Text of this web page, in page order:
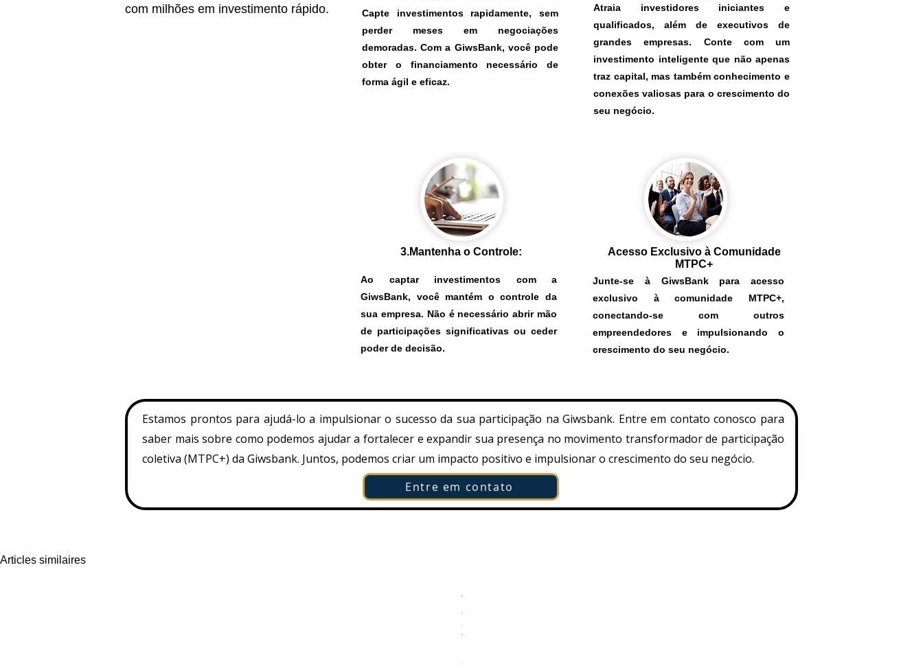
com milhões em investimento rápido.
Capte investimentos rapidamente, sem
perder meses em negociações
demoradas. Com a GiwsBank, você pode
obter o financiamento necessário de
forma ágil e eficaz.
Atraia investidores iniciantes e
qualificados, além de executivos de
grandes empresas. Conte com um
investimento inteligente que não apenas
traz capital, mas também conhecimento e
conexões valiosas para o crescimento do
seu negócio.
3.Mantenha o Controle:
Ao captar investimentos com a
GiwsBank, você mantém o controle da
sua empresa. Não é necessário abrir mão
de participações significativas ou ceder
poder de decisão.
Acesso Exclusivo à Comunidade
MTPC+
Junte-se à GiwsBank para acesso
exclusivo à comunidade MTPC+,
conectando-se com outros
empreendedores e impulsionando o
crescimento do seu negócio.
Estamos prontos para ajudá-lo a impulsionar o sucesso da sua participação na Giwsbank. Entre em contato conosco para
saber mais sobre como podemos ajudar a fortalecer e expandir sua presença no movimento transformador de participação
coletiva (MTPC+) da Giwsbank. Juntos, podemos criar um impacto positivo e impulsionar o crescimento do seu negócio.
Entre em contato
Articles similaires
T
er
al
te
at